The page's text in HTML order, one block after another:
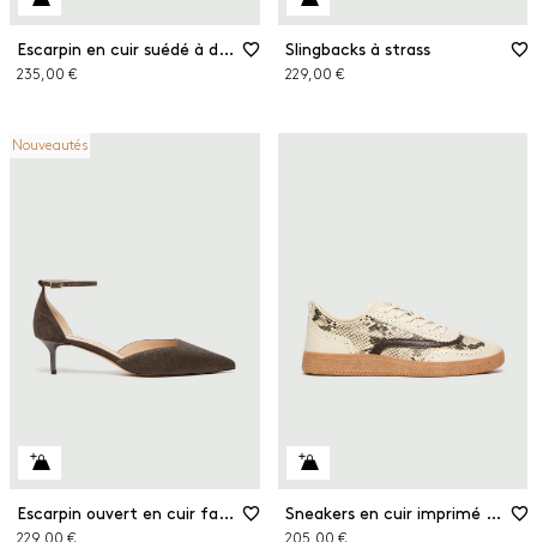
Escarpin en cuir suédé à décolleté asymétrique
235,00 €
Slingbacks à strass
229,00 €
Nouveautés
Escarpin ouvert en cuir façon poulain
229,00 €
Sneakers en cuir imprimé python
205,00 €